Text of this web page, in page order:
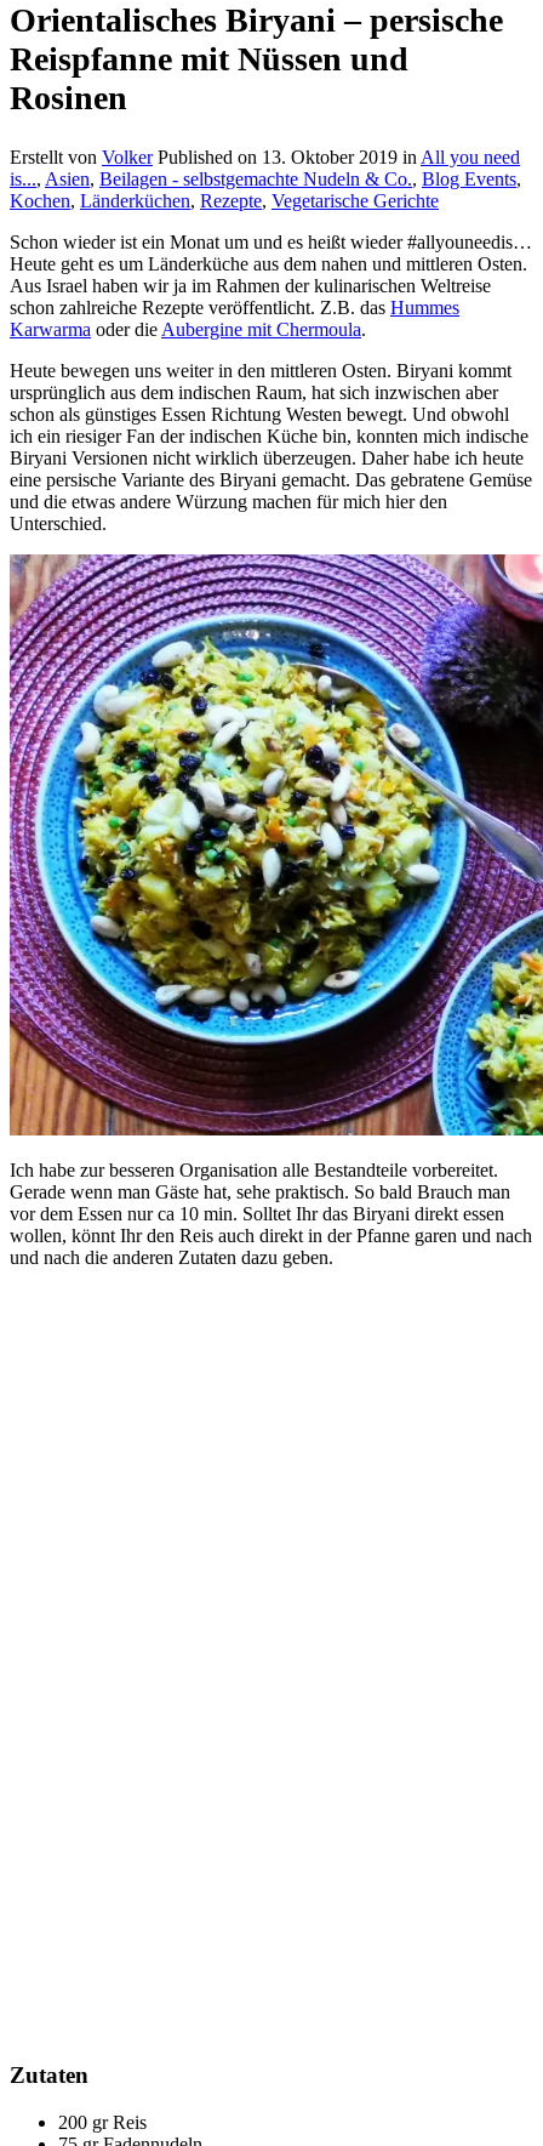
Orientalisches Biryani – persische
Reispfanne mit Nüssen und
Rosinen
Erstellt von Volker Published on 13. Oktober 2019 in All you need
is..., Asien, Beilagen - selbstgemachte Nudeln & Co., Blog Events,
Kochen, Länderküchen, Rezepte, Vegetarische Gerichte
Schon wieder ist ein Monat um und es heißt wieder #allyouneedis…
Heute geht es um Länderküche aus dem nahen und mittleren Osten.
Aus Israel haben wir ja im Rahmen der kulinarischen Weltreise
schon zahlreiche Rezepte veröffentlicht. Z.B. das Hummes
Karwarma oder die Aubergine mit Chermoula.
Heute bewegen uns weiter in den mittleren Osten. Biryani kommt
ursprünglich aus dem indischen Raum, hat sich inzwischen aber
schon als günstiges Essen Richtung Westen bewegt. Und obwohl
ich ein riesiger Fan der indischen Küche bin, konnten mich indische
Biryani Versionen nicht wirklich überzeugen. Daher habe ich heute
eine persische Variante des Biryani gemacht. Das gebratene Gemüse
und die etwas andere Würzung machen für mich hier den
Unterschied.
Ich habe zur besseren Organisation alle Bestandteile vorbereitet.
Gerade wenn man Gäste hat, sehe praktisch. So bald Brauch man
vor dem Essen nur ca 10 min. Solltet Ihr das Biryani direkt essen
wollen, könnt Ihr den Reis auch direkt in der Pfanne garen und nach
und nach die anderen Zutaten dazu geben.
Zutaten
200 gr Reis